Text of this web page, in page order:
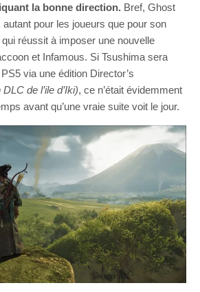
la bonne direction. Bref, Ghost
pour les joueurs que pour son
réussit à imposer une nouvelle
et Infamous. Si Tsushima sera
via une édition Director’s
de l’ile d’Iki), ce n’était évidemment
avant qu’une vraie suite voit le jour.